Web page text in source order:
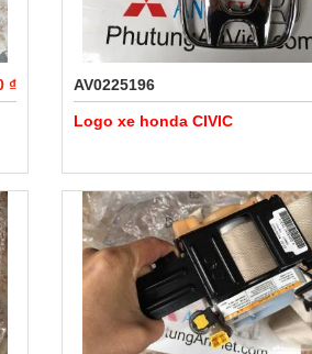
₫ AV0225196
Logo xe honda CIVIC